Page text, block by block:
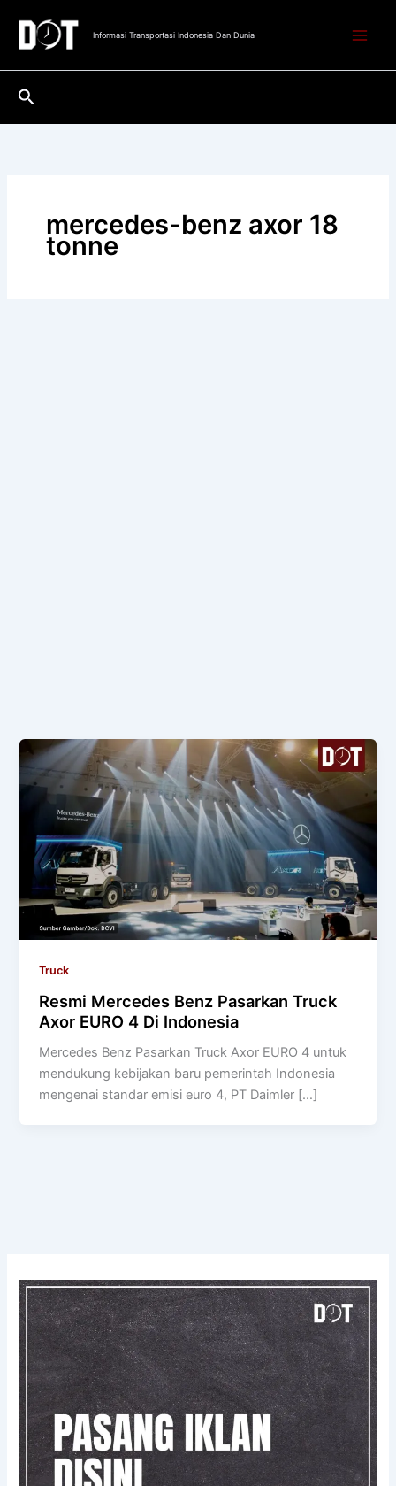
konten
Informasi Transportasi Indonesia Dan Dunia
Cari
mercedes-benz axor 18
tonne
Truck
Resmi Mercedes Benz Pasarkan Truck
Axor EURO 4 Di Indonesia
Mercedes Benz Pasarkan Truck Axor EURO 4 untuk
mendukung kebijakan baru pemerintah Indonesia
mengenai standar emisi euro 4, PT Daimler […]